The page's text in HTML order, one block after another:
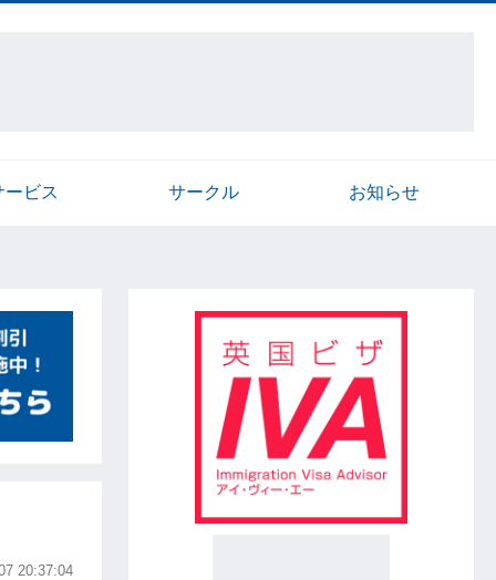
ービス サークル お知らせ
20:37:04